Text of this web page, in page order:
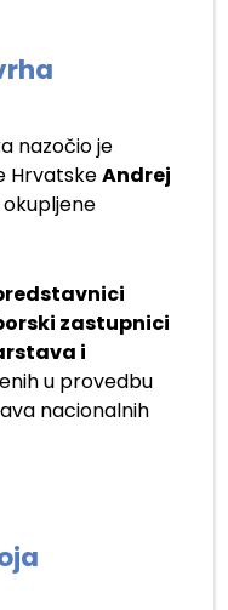
nazočio je
HrvatskeAndrej
zastupnici
i
u provedbu
nacionalnih